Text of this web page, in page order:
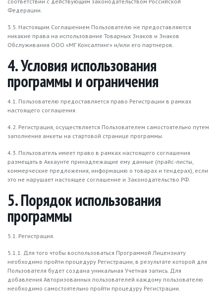
Федерации.
3.5. Настоящим Соглашением Пользователю не предоставляются
никакие права на использование Товарных Знаков и Знаков
Обслуживания ООО «МГ Консалтинг» и/или его партнеров.
4. Условия использования
программы и ограничения
4.1. Пользователю предоставляется право Регистрации в рамках
настоящего соглашения.
4.2. Регистрация, осуществляется Пользователем самостоятельно путем
заполнения анкеты на стартовой странице программы.
4.3. Пользователь имеет право в рамках настоящего соглашения
размещать в Аккаунте принадлежащие ему данные (прайс-листы,
коммерческие предложения, информацию о товарах и тендерах), если
это не нарушает настоящее соглашение и Законодательство РФ.
5. Порядок использования
программы
5.1. Регистрация.
5.1.1. Для того чтобы воспользоваться Программой Лицензиату
необходимо пройти процедуру Регистрации, в результате которой для
Пользователя будет создана уникальная Учетная запись. Для
добавления Авторизованных пользователей каждому пользователю
необходимо самостоятельно пройти процедуру Регистрации.